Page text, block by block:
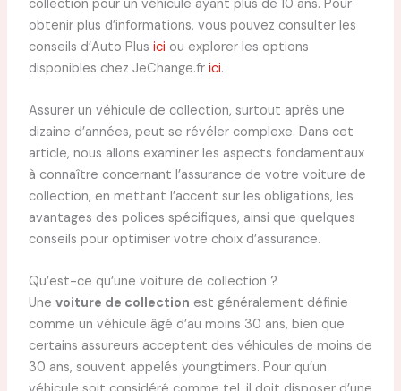
collection pour un véhicule ayant plus de 10 ans. Pour
obtenir plus d’informations, vous pouvez consulter les
conseils d’Auto Plus ici ou explorer les options
disponibles chez JeChange.fr ici.
Assurer un véhicule de collection, surtout après une
dizaine d’années, peut se révéler complexe. Dans cet
article, nous allons examiner les aspects fondamentaux
à connaître concernant l’assurance de votre voiture de
collection, en mettant l’accent sur les obligations, les
avantages des polices spécifiques, ainsi que quelques
conseils pour optimiser votre choix d’assurance.
Qu’est-ce qu’une voiture de collection ?
Une voiture de collection est généralement définie
comme un véhicule âgé d’au moins 30 ans, bien que
certains assureurs acceptent des véhicules de moins de
30 ans, souvent appelés youngtimers. Pour qu’un